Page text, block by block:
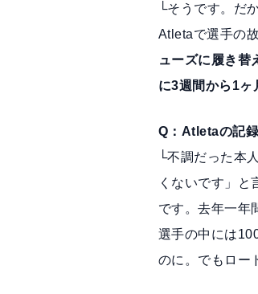
└そうです。だ
Atletaで選手の
ューズに履き替
に3週間から1ヶ
Q：Atletaの記
└不調だった本
くないです」
です。去年一年
選手の中には
のに。でもロー